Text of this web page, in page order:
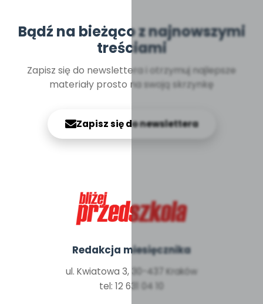
Bądź na bieżąco z najnowszymi
treściami
Zapisz się do newslettera i otrzymuj najlepsze
materiały prosto na swoją skrzynkę
Zapisz się do newslettera
Redakcja miesięcznika
ul. Kwiatowa 3, 30-437 Kraków
tel: 12 631 04 10